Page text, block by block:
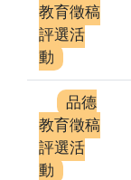
教育徵稿
評選活
動
品德
教育徵稿
評選活
動